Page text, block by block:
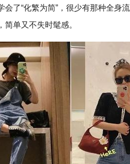
会了“化繁为简”，很少有那种全身
简单又不失时髦感。